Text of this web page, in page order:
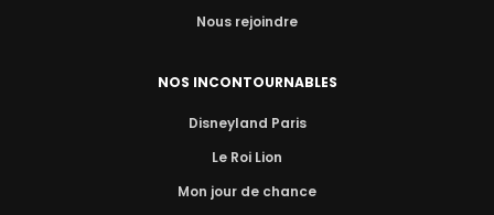
Nous rejoindre
NOS INCONTOURNABLES
Disneyland Paris
Le Roi Lion
Mon jour de chance